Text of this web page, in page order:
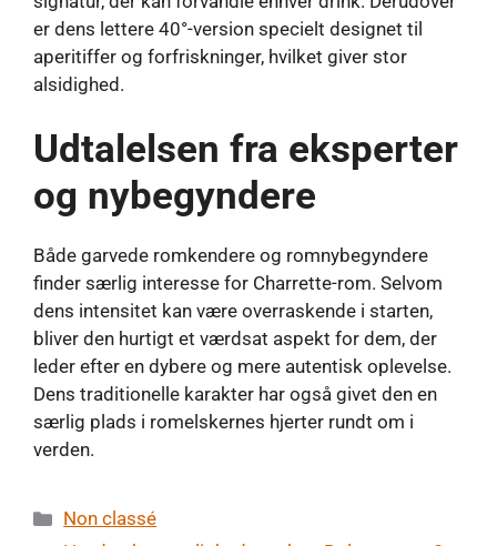
er dens lettere 40°-version specielt designet til
aperitiffer og forfriskninger, hvilket giver stor
alsidighed.
Udtalelsen fra eksperter
og nybegyndere
Både garvede romkendere og romnybegyndere
finder særlig interesse for Charrette-rom. Selvom
dens intensitet kan være overraskende i starten,
bliver den hurtigt et værdsat aspekt for dem, der
leder efter en dybere og mere autentisk oplevelse.
Dens traditionelle karakter har også givet den en
særlig plads i romelskernes hjerter rundt om i
verden.
Kategorier
Non classé